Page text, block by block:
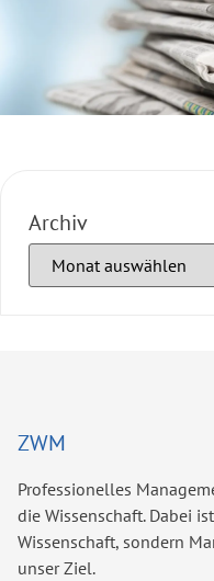
Archiv
ZWM
Professionelles
die Wissenschaft. Dabei
Wissenschaft, sondern
unser Ziel.